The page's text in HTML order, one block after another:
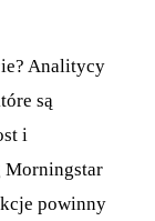
Analitycy
są
i
Morningstar
powinny